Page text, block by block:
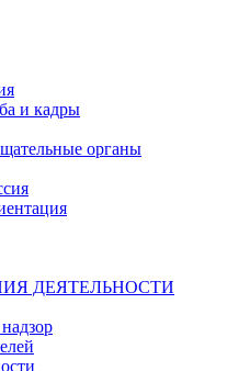
и кадры
органы
ДЕЯТЕЛЬНОСТИ